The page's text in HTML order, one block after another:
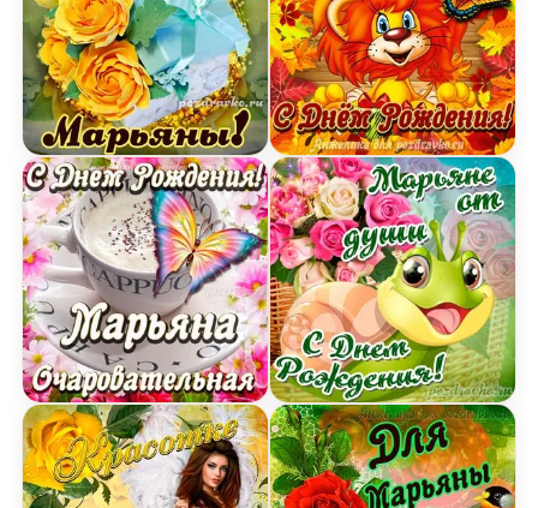
Открытка для милой Марьяны с подарком и
Открытка очаровательной Марьяне с Днем
Открытка лапочке
Открытка Марьяне от